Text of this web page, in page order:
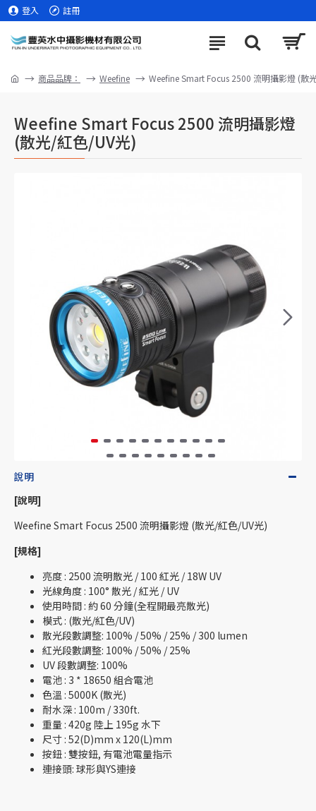
登入 註冊
商品品牌： Weefine Weefine Smart Focus 2500 流明攝影燈 (散
Weefine Smart Focus 2500 流明攝影燈
(散光/紅色/UV光)
說明
[說明]
Weefine Smart Focus 2500 流明攝影燈 (散光/紅色/UV光)
[規格]
亮度 : 2500 流明散光 / 100 紅光 / 18W UV
光線角度 : 100° 散光 / 紅光 / UV
使用時間 : 約 60 分鐘(全程開最亮散光)
模式 : (散光/紅色/UV)
散光段數調整: 100% / 50% / 25% / 300 lumen
紅光段數調整: 100% / 50% / 25%
UV 段數調整: 100%
電池 : 3 * 18650 組合電池
色溫 : 5000K (散光)
耐水深 : 100m / 330ft.
重量 : 420g 陸上 195g 水下
尺寸 : 52(D)mm x 120(L)mm
按鈕 : 雙按鈕, 有電池電量指示
連接頭: 球形與YS連接